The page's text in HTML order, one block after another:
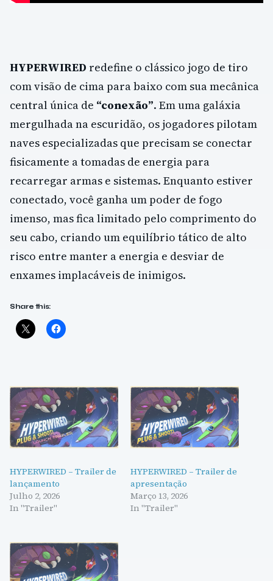
HYPERWIRED redefine o clássico jogo de tiro
com visão de cima para baixo com sua mecânica
central única de “conexão”. Em uma galáxia
mergulhada na escuridão, os jogadores pilotam
naves especializadas que precisam se conectar
fisicamente a tomadas de energia para
recarregar armas e sistemas. Enquanto estiver
conectado, você ganha um poder de fogo
imenso, mas fica limitado pelo comprimento do
seu cabo, criando um equilíbrio tático de alto
risco entre manter a energia e desviar de
enxames implacáveis de inimigos.
Share this:
HYPERWIRED – Trailer de
lançamento
Julho 2, 2026
In "Trailer"
HYPERWIRED – Trailer de
apresentação
Março 13, 2026
In "Trailer"